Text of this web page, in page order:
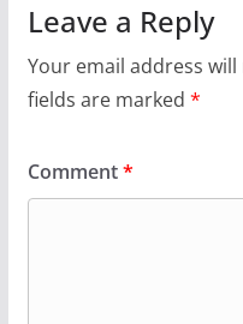
Leave a Reply
Your email address
fields are marked *
Comment*